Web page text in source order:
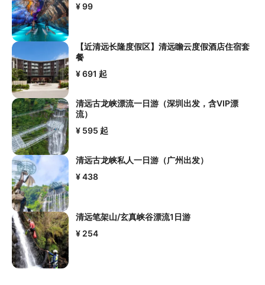
¥ 99
【近清远长隆度假区】清远瞻云度假酒店住宿套
餐
¥ 691 起
清远古龙峡漂流一日游（深圳出发，含VIP漂
流）
¥ 595 起
清远古龙峡私人一日游（广州出发）
¥ 438
清远笔架山/玄真峡谷漂流1日游
¥ 254